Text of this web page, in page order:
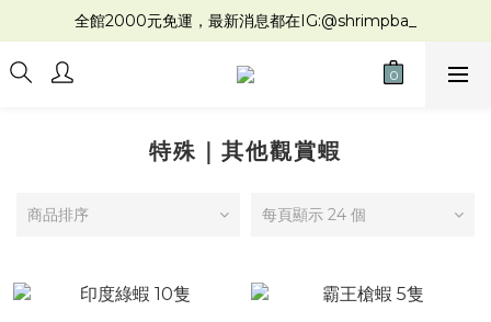
全館2000元免運，最新消息都在IG:@shrimpba_
特殊｜其他觀賞蝦
商品排序 每頁顯示 24 個